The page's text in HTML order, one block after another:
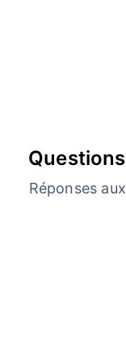
Réponses